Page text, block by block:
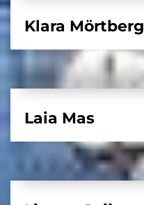
Klara Mörtberg
Laia Mas